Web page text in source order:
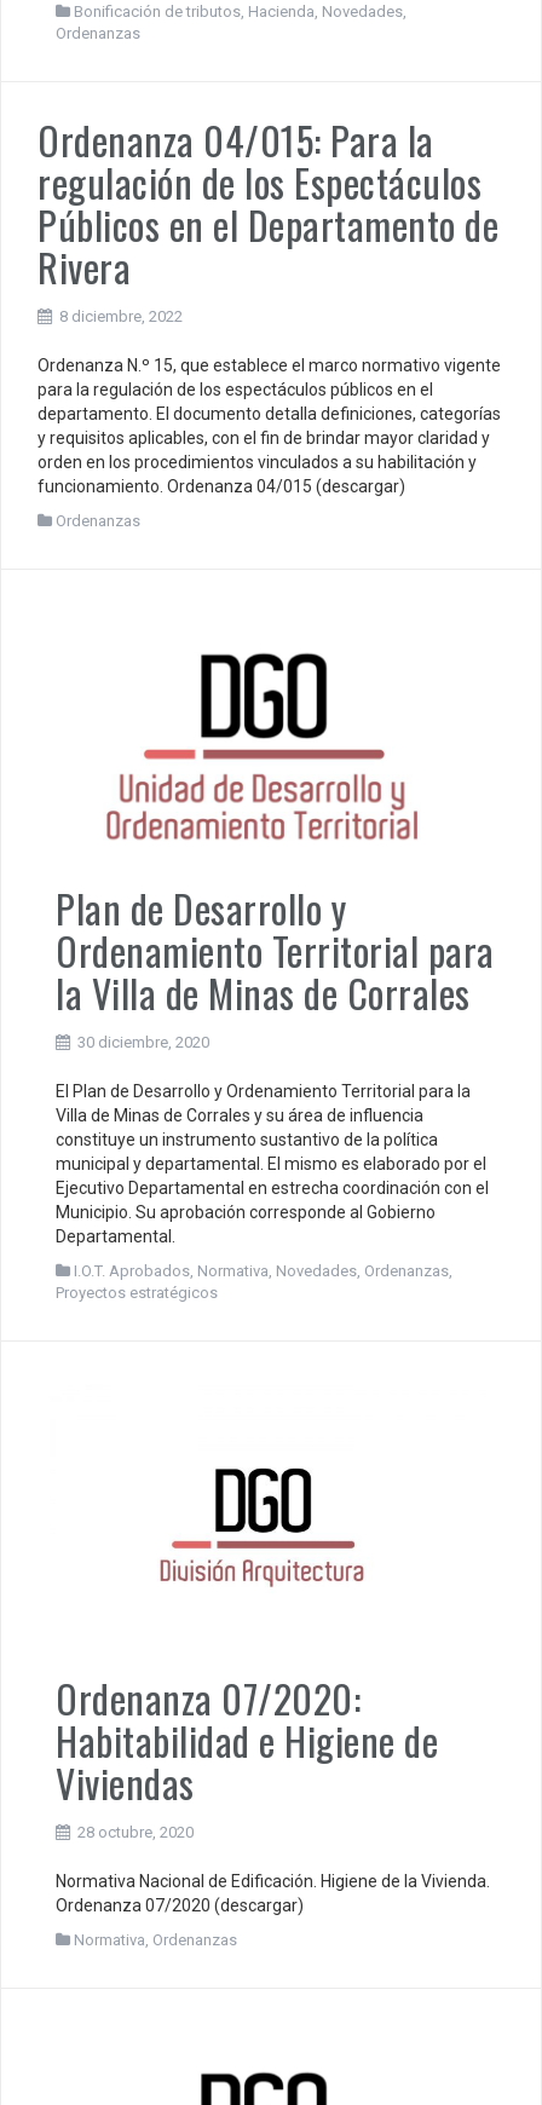
Bonificación de tributos Hacienda Novedades
Ordenanzas
Ordenanza 04/015: Para la
regulación de los Espectáculos
Públicos en el Departamento de
Rivera
8 diciembre, 2022
Ordenanza N.º 15, que establece el marco normativo vigente
para la regulación de los espectáculos públicos en el
departamento. El documento detalla definiciones, categorías
y requisitos aplicables, con el fin de brindar mayor claridad y
orden en los procedimientos vinculados a su habilitación y
funcionamiento. Ordenanza 04/015 (descargar)
Ordenanzas
Plan de Desarrollo y
Ordenamiento Territorial para
la Villa de Minas de Corrales
30 diciembre, 2020
El Plan de Desarrollo y Ordenamiento Territorial para la
Villa de Minas de Corrales y su área de influencia
constituye un instrumento sustantivo de la política
municipal y departamental. El mismo es elaborado por el
Ejecutivo Departamental en estrecha coordinación con el
Municipio. Su aprobación corresponde al Gobierno
Departamental.
I.O.T. Aprobados Normativa Novedades Ordenanzas
Proyectos estratégicos
Ordenanza 07/2020:
Habitabilidad e Higiene de
Viviendas
28 octubre, 2020
Normativa Nacional de Edificación. Higiene de la Vivienda.
Ordenanza 07/2020 (descargar)
Normativa, Ordenanzas